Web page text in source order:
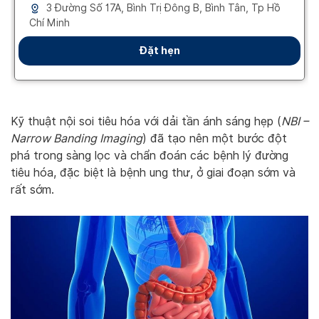
Kỹ thuật nội soi tiêu hóa với dải tần ánh sáng hẹp (NBI –
Narrow Banding Imaging) đã tạo nên một bước đột
phá trong sàng lọc và chẩn đoán các bệnh lý đường
tiêu hóa, đặc biệt là bệnh ung thư, ở giai đoạn sớm và
rất sớm.